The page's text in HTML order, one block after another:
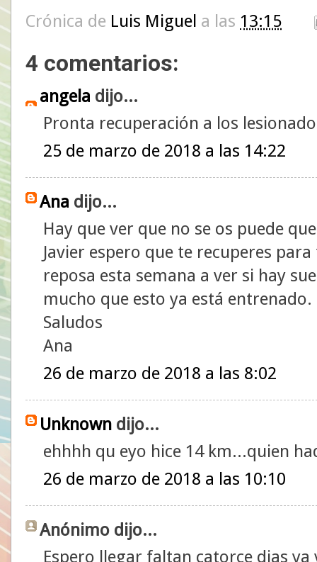
Crónica de Luis Miguel a las 13:15
4 comentarios:
angela dijo...
Pronta recuperación a los
25 de marzo de 2018 a las 14:22
Ana dijo...
Hay que ver que no se os puede
Javier espero que te recuperes
reposa esta semana a ver si hay
mucho que esto ya está entrenado.
Saludos
Ana
26 de marzo de 2018 a las 8:02
Unknown dijo...
ehhhh qu eyo hice 14 km...quien
26 de marzo de 2018 a las 10:10
Anónimo dijo...
Espero llegar faltan catorce dias ya